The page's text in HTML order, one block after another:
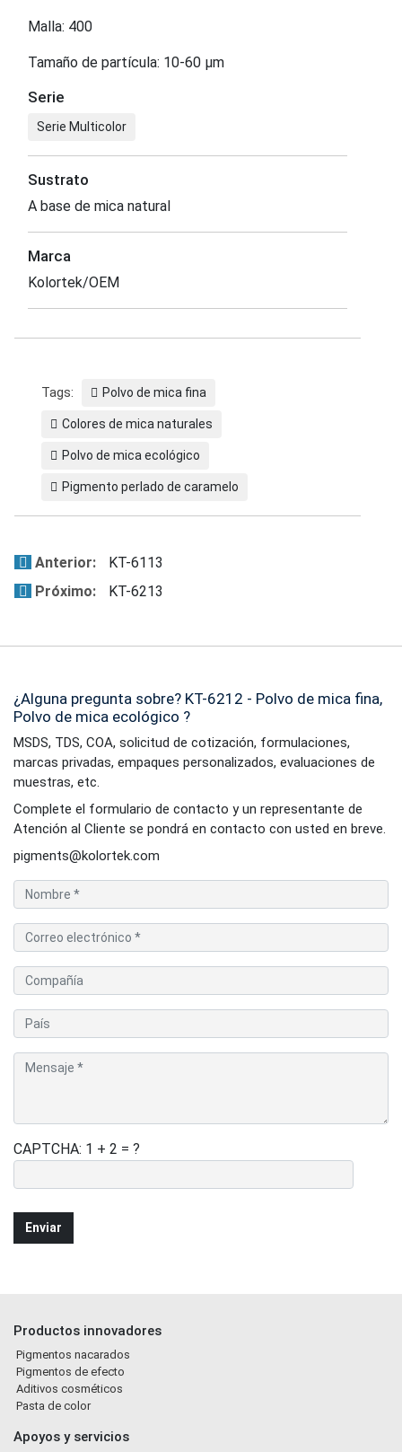
Malla: 400
Tamaño de partícula: 10-60 μm
Serie
Serie Multicolor
Sustrato
A base de mica natural
Marca
Kolortek/OEM
Tags: Polvo de mica fina
Colores de mica naturales
Polvo de mica ecológico
Pigmento perlado de caramelo
Anterior:
KT-6113
Próximo:
KT-6213
¿Alguna pregunta sobre? KT-6212 - Polvo de mica fina,
Polvo de mica ecológico ?
MSDS, TDS, COA, solicitud de cotización, formulaciones,
marcas privadas, empaques personalizados, evaluaciones de
muestras, etc.
Complete el formulario de contacto y un representante de
Atención al Cliente se pondrá en contacto con usted en breve.
pigments@kolortek.com
CAPTCHA: 1 + 2 = ?
Productos innovadores
Pigmentos nacarados
Pigmentos de efecto
Aditivos cosméticos
Pasta de color
Apoyos y servicios